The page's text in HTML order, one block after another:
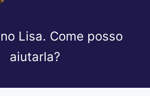
Lisa. Come posso
aiutarla?